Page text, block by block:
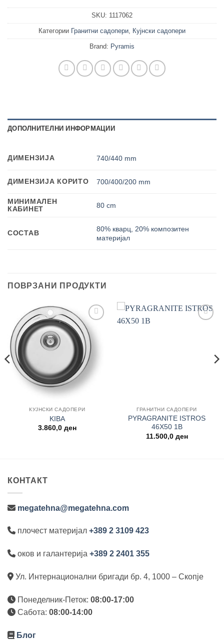
SKU: 1117062
Категории Гранитни садопери Кујнски садопери
Brand: Pyramis
ДОПОЛНИТЕЛНИ ИНФОРМАЦИИ
ДИМЕНЗИЈА 740/440 mm
ДИМЕНЗИЈА КОРИТО 700/400/200 mm
МИНИМАЛЕН
КАБИНЕТ
80 cm
СОСТАВ
80% кварц, 20% композитен
материјал
ПОВРЗАНИ ПРОДУКТИ
Add to
wishlist
КУЈНСКИ САДОПЕРИ
KIBA
3.860,0 ден
ГРАНИТНИ САДОПЕРИ
PYRAGRANITE ISTROS
46Χ50 1B
11.500,0 ден
КОНТАКТ
megatehna@megatehna.com
плочест материјал +389 2 3109 423
оков и галантерија +389 2 2401 355
Ул. Интернационални бригади бр. 4, 1000 – Скопје
Понеделник-Петок: 08:00-17:00
Сабота: 08:00-14:00
Блог